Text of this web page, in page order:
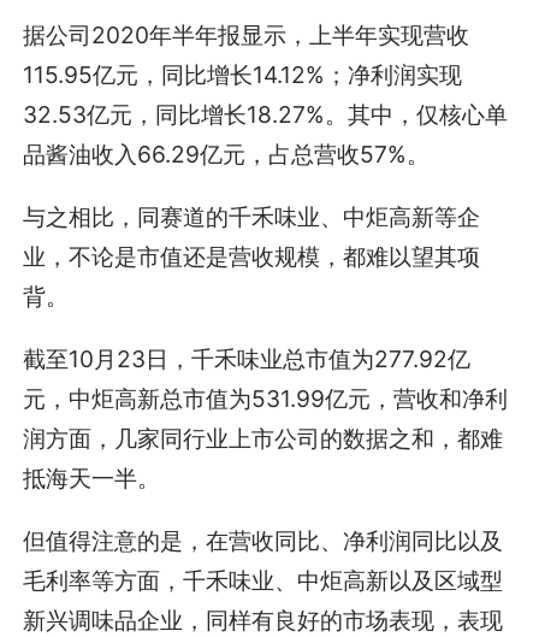
据公司2020年半年报显示，上半年实现营收
115.95亿元，同比增长14.12%；净利润实现
32.53亿元，同比增长18.27%。其中，仅核心单
品酱油收入66.29亿元，占总营收57%。
与之相比，同赛道的千禾味业、中炬高新等企
业，不论是市值还是营收规模，都难以望其项
背。
截至10月23日，千禾味业总市值为277.92亿
元，中炬高新总市值为531.99亿元，营收和净利
润方面，几家同行业上市公司的数据之和，都难
抵海天一半。
但值得注意的是，在营收同比、净利润同比以及
毛利率等方面，千禾味业、中炬高新以及区域型
新兴调味品企业，同样有良好的市场表现，表现